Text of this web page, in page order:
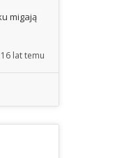
migają
16 lat temu